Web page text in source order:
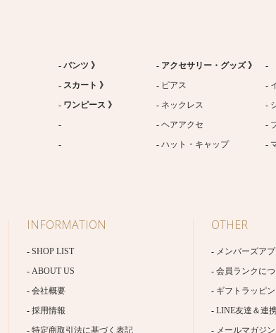
パンツ 》
アクセサリー・グッズ 》
スカート 》 ピアス
ワンピース 》 ネックレス
ヘアアクセ
ハット・キャップ
INFORMATION
SHOP LIST
ABOUT US
会社概要
採用情報
特定商取引法に基づく表記
OTHER
メンバーズア
会員ランクに
ギフトラッピ
LINE友達＆連
メールマガジン